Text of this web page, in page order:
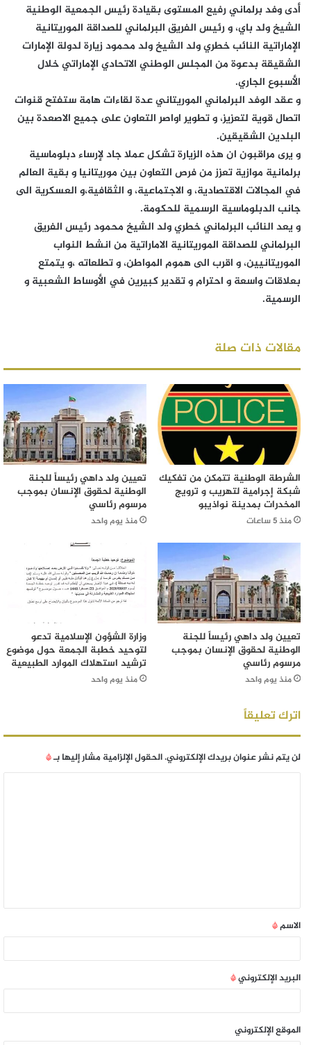
أدى وفد برلماني رفيع المستوى بقيادة رئيس الجمعية الوطنية
الشيخ ولد باي، و رئيس الفريق البرلماني للصداقة الموريتانية
الإماراتية النائب خطري ولد الشيخ ولد محمود زيارة لدولة الإمارات
الشقيقة بدعوة من المجلس الوطني الاتحادي الإماراتي خلال
الأسبوع الجاري.
و عقد الوفد البرلماني الموريتاني عدة لقاءات هامة ستفتح قنوات
اتصال قوية لتعزيز، و تطوير اواصر التعاون على جميع الاصعدة بين
البلدين الشقيقين.
و يرى مراقبون ان هذه الزيارة تشكل عملا جاد لإرساء دبلوماسية
برلمانية موازية تعزز من فرص التعاون بين موريتانيا و بقية العالم
في المجالات الاقتصادية، و الاجتماعية، و الثقافية،و العسكرية الى
جانب الدبلوماسية الرسمية للحكومة.
و يعد النائب البرلماني خطري ولد الشيخ محمود رئيس الفريق
البرلماني للصداقة الموريتانية الاماراتية من انشط النواب
الموريتانيين، و اقرب الى هموم المواطن، و تطلعاته ،و يتمتع
بعلاقات واسعة و احترام و تقدير كبيرين في الأوساط الشعبية و
الرسمية.
مقالات ذات صلة
الشرطة الوطنية تتمكن من تفكيك
شبكة إجرامية لتهريب و ترويج
المخدرات بمدينة نواذيبو
منذ 5 ساعات
تعيين ولد داهي رئيساً للجنة
الوطنية لحقوق الإنسان بموجب
مرسوم رئاسي
منذ يوم واحد
تعيين ولد داهي رئيساً للجنة
الوطنية لحقوق الإنسان بموجب
مرسوم رئاسي
منذ يوم واحد
وزارة الشؤون الإسلامية تدعو
لتوحيد خطبة الجمعة حول موضوع
ترشيد استهلاك الموارد الطبيعية
منذ يوم واحد
اترك تعليقاً
لن يتم نشر عنوان بريدك الإلكتروني.الحقول الإلزامية مشار إليها بـ*
الاسم*
البريد الإلكتروني*
الموقع الإلكتروني